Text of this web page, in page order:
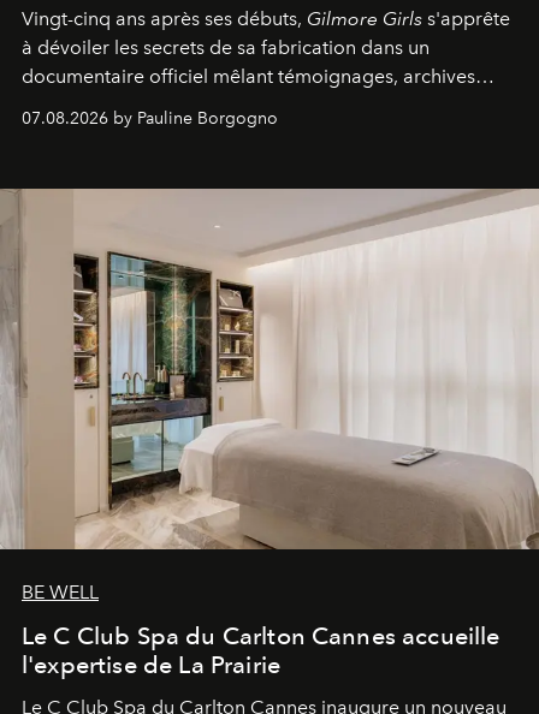
Vingt-cinq ans après ses débuts, Gilmore Girls s'apprête
à dévoiler les secrets de sa fabrication dans un
documentaire officiel mêlant témoignages, archives
générationnel.
07.08.2026 by Pauline Borgogno
BE WELL
Le C Club Spa du Carlton Cannes accueille
l'expertise de La Prairie
Le C Club Spa du Carlton Cannes inaugure un nouveau